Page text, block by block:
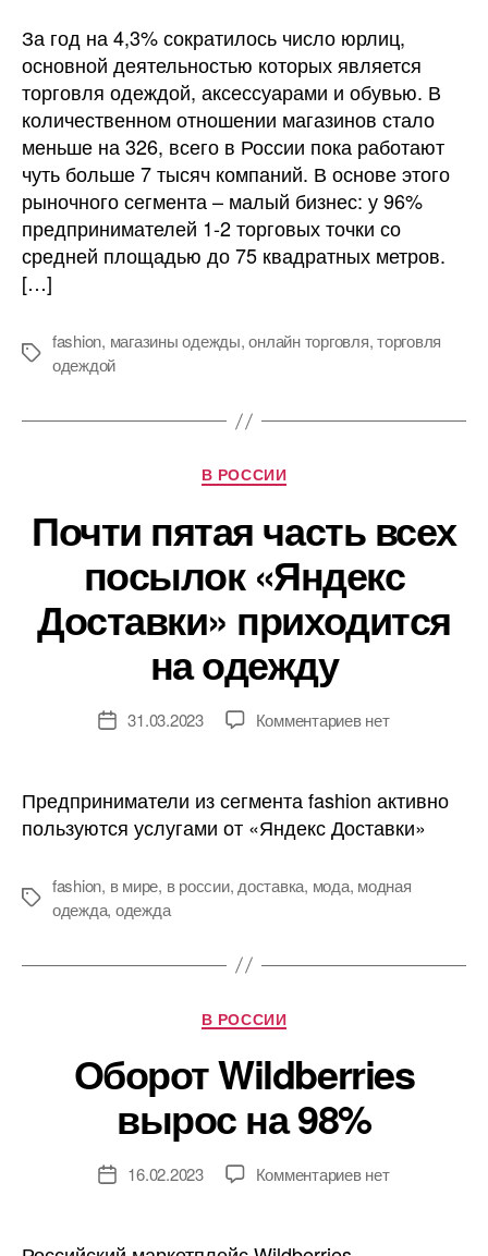
стало
меньше
магазинов
fashion-
сегмента
За год на 4,3% сократилось число юрлиц,
основной деятельностью которых является
торговля одеждой, аксессуарами и обувью. В
количественном отношении магазинов стало
меньше на 326, всего в России пока работают
чуть больше 7 тысяч компаний. В основе этого
рыночного сегмента – малый бизнес: у 96%
предпринимателей 1-2 торговых точки со
средней площадью до 75 квадратных метров.
[…]
Метки
fashion, магазины одежды,онлайн торговля,торговля
одеждой
Рубрики
В РОССИИ
Почти пятая часть всех
посылок «Яндекс
Доставки» приходится
на одежду
Дата31.03.2023 Комментариевк
часть
всех
«Яндекс
нет
Предприниматели из сегмента fashion активно
пользуются услугами от «Яндекс Доставки»
Метки
fashion, в мире, в россии, доставка, мода, модная
одежда, одежда
Рубрики
В РОССИИ
Оборот Wildberries
вырос на 98%
Дата16.02.2023 Комментариевк
нет